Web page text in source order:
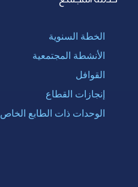
الخطة السنوية
الأنشطة المجتمعية
القوافل
إنجازات القطاع
الوحدات ذات الطابع الخاص